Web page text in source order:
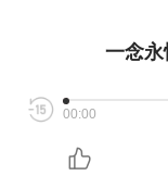
一念
00:00